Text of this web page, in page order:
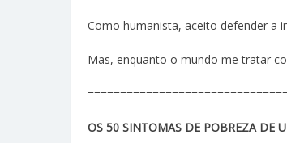
Como humanista, aceito defender a
Mas, enquanto o mundo me tratar
OS 50 SINTOMAS DE POBREZA DE